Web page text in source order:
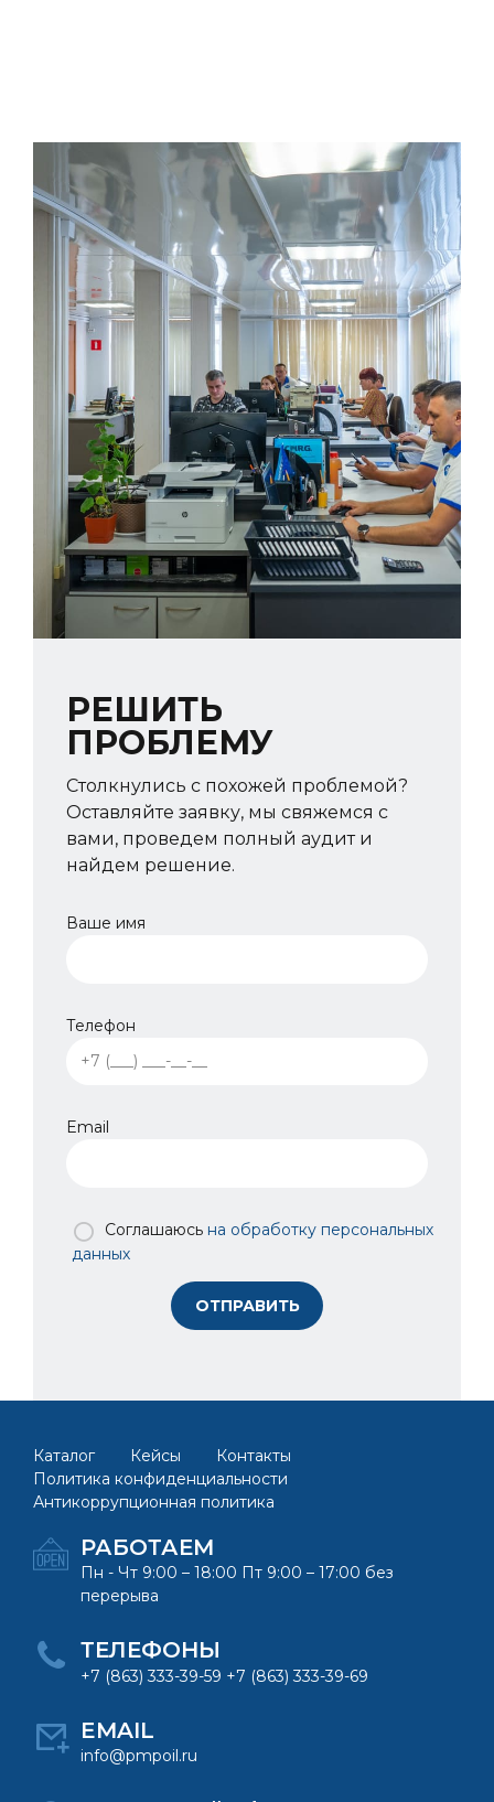
РЕШИТЬ
ПРОБЛЕМУ
Столкнулись с похожей проблемой?
Оставляйте заявку, мы свяжемся с
вами, проведем полный аудит и
найдем решение.
Ваше имя
Телефон
Email
Соглашаюсь на обработку персональных
данных
Каталог Кейсы
Контакты
Политика конфиденциальности
Антикоррупционная политика
РАБОТАЕМ
Пн - Чт 9:00 – 18:00 Пт 9:00 – 17:00 без
перерыва
ТЕЛЕФОНЫ
+7 (863) 333-39-59 +7 (863) 333-39-69
EMAIL
info@pmpoil.ru